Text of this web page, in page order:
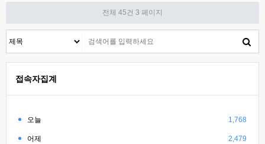
전체 45건 3 페이지
접속자집계
오늘 1,768
어제 2,479